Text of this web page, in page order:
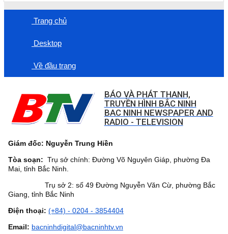
Trang chủ
Desktop
Về đầu trang
BÁO VÀ PHÁT THANH,
TRUYỀN HÌNH BẮC NINH
BAC NINH NEWSPAPER AND
RADIO - TELEVISION
Giám đốc: Nguyễn Trung Hiền
Tòa soạn: Trụ sở chính: Đường Võ Nguyên Giáp, phường Đa
Mai, tỉnh Bắc Ninh.
Trụ sở 2: số 49 Đường Nguyễn Văn Cừ, phường Bắc
Giang, tỉnh Bắc Ninh
Điện thoại: (+84) - 0204 - 3854404
Email: bacninhdigital@bacninhtv.vn